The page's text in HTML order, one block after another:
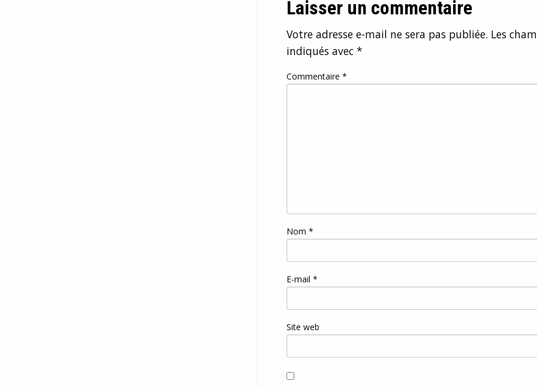
Laisser un commentaire
Votre adresse e-mail ne sera pas publiée. Les
indiqués avec *
Commentaire *
Nom *
E-mail *
Site web